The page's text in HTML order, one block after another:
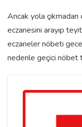
Ancak yola
eczanesini arayıp
eczaneler nöbeti
nedenle geçici nöbet